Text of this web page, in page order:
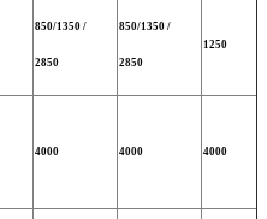
850/1350 /
2850
850/1350 /
2850
1250
4000 4000 4000